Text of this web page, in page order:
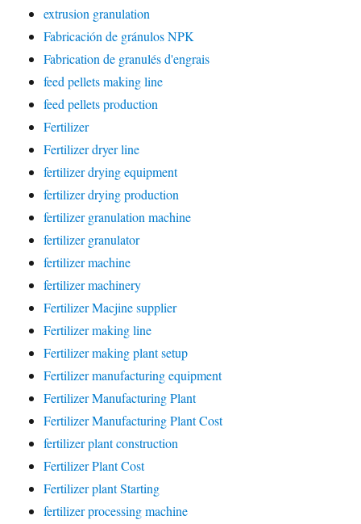
extrusion granulation
Fabricación de gránulos NPK
Fabrication de granulés d'engrais
feed pellets making line
feed pellets production
Fertilizer
Fertilizer dryer line
fertilizer drying equipment
fertilizer drying production
fertilizer granulation machine
fertilizer granulator
fertilizer machine
fertilizer machinery
Fertilizer Macjine supplier
Fertilizer making line
Fertilizer making plant setup
Fertilizer manufacturing equipment
Fertilizer Manufacturing Plant
Fertilizer Manufacturing Plant Cost
fertilizer plant construction
Fertilizer Plant Cost
Fertilizer plant Starting
fertilizer processing machine